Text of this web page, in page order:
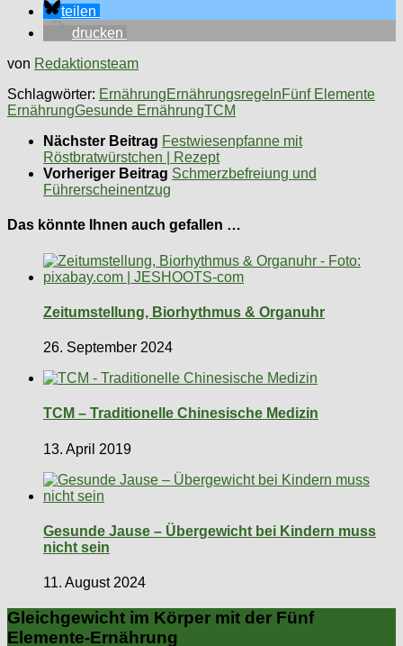
teilen
drucken
von Redaktionsteam
Schlagwörter: ErnährungErnährungsregelnFünf Elemente
ErnährungGesunde ErnährungTCM
Nächster Beitrag Festwiesenpfanne mit
Röstbratwürstchen | Rezept
Vorheriger Beitrag Schmerzbefreiung und
Führerscheinentzug
Das könnte Ihnen auch gefallen …
Zeitumstellung, Biorhythmus & Organuhr
26. September 2024
TCM – Traditionelle Chinesische Medizin
13. April 2019
Gesunde Jause – Übergewicht bei Kindern muss
nicht sein
11. August 2024
Gleichgewicht im Körper mit der Fünf
Elemente-Ernährung